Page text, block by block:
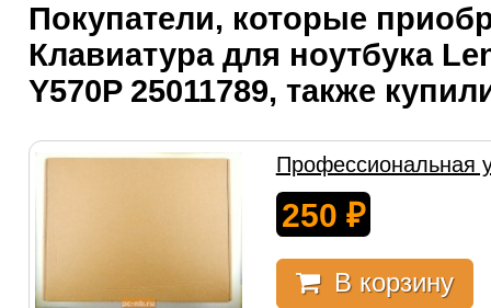
Покупатели, которые
Клавиатура для ноутбука
Y570P 25011789, также
Профессиональная
250 ₽
В корзину